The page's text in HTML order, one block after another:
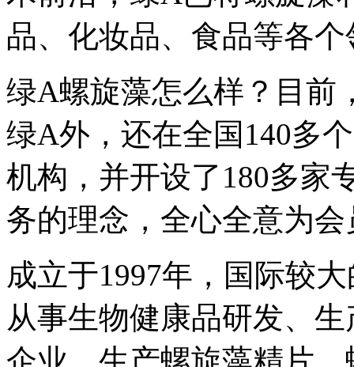
品、化妆品、食品等各个
绿A螺旋藻怎么样？目前
绿A外，还在全国140多
机构，并开设了180多家
务的理念，全心全意为
成立于1997年，国际较
从事生物健康品研发、
企业，生产螺旋藻精片